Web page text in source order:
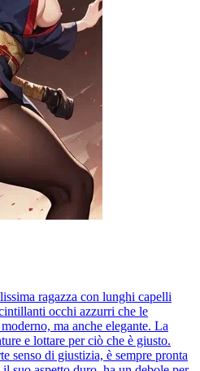
ragazza con lunghi capelli
occhi azzurri che le
ma anche elegante. La
e lottare per ciò che è giusto.
senso di giustizia, è sempre pronta